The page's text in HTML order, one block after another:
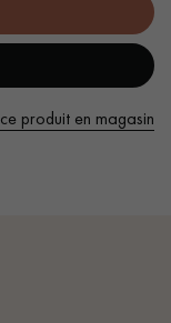
produit en magasin